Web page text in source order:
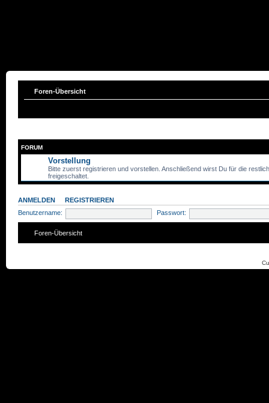
Foren-Übersicht
FORUM
Vorstellung
Bitte zuerst registrieren und vorstellen. Anschließend wirst Du für die
freigeschaltet.
ANMELDEN
REGISTRIEREN
Benutzername:
Passwort:
Foren-Übersicht